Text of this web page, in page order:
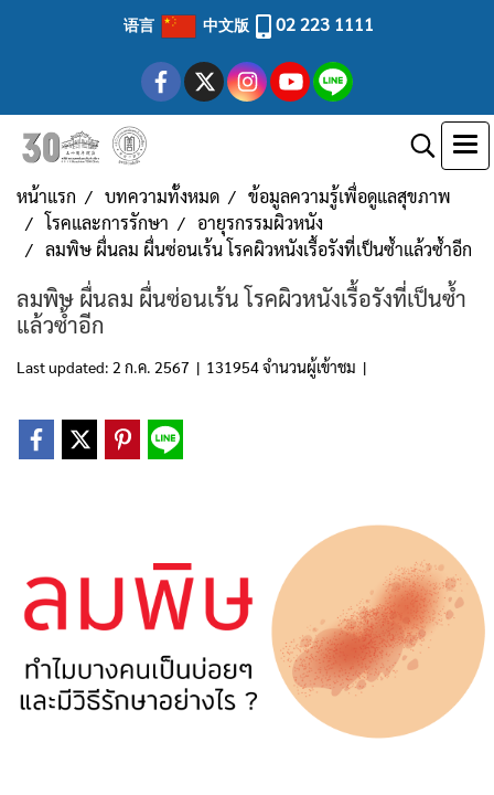
语言 中文版 02 223 1111
หน้าแรก บทความทั้งหมด
ข้อมูลความรู้เพื่อดูแลสุขภาพ
โรคและการรักษา
อายุรกรรมผิวหนัง
ลมพิษ ผื่นลม ผื่นซ่อนเร้น โรคผิวหนังเรื้อรังที่เป็นซ้ำแล้วซ้ำอีก
ลมพิษ ผื่นลม ผื่นซ่อนเร้น โรคผิวหนังเรื้อรังที่เป็นซ้ำ
แล้วซ้ำอีก
Last updated: 2 ก.ค. 2567 | 131954 จำนวนผู้เข้าชม |